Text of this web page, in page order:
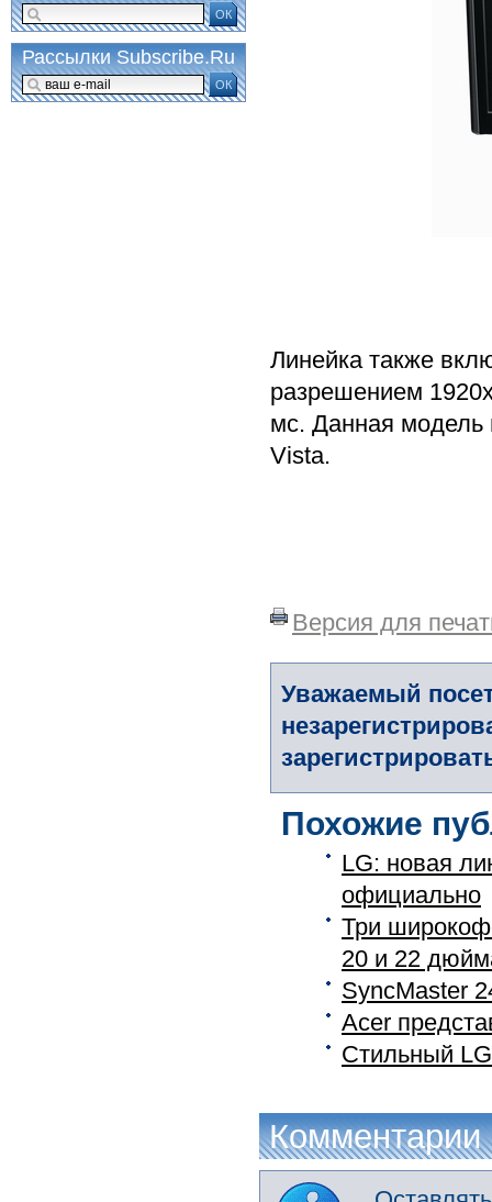
Линейка также
разрешением
мс. Данная модель
Vista.
Версия для
Уважаемый
Похожие
LG: новая
официально
Три
20 и 22
SyncMaster
Acer
Стильный
Комментарии
ОК
Рассылки Subscribe.Ru
ОК